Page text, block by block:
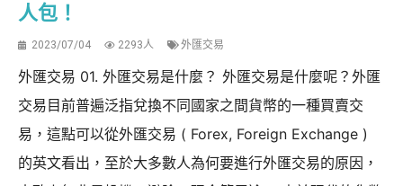
人包！
2023/07/04 2293人 外匯交易
外匯交易 01. 外匯交易是什麼？ 外匯交易是什麼呢？外匯
交易目前普遍泛指兌換不同國家之間貨幣的一種買賣交
易，這點可以從外匯交易 ( Forex, Foreign Exchange )
的英文看出，至於大多數人為何要進行外匯交易的原因，